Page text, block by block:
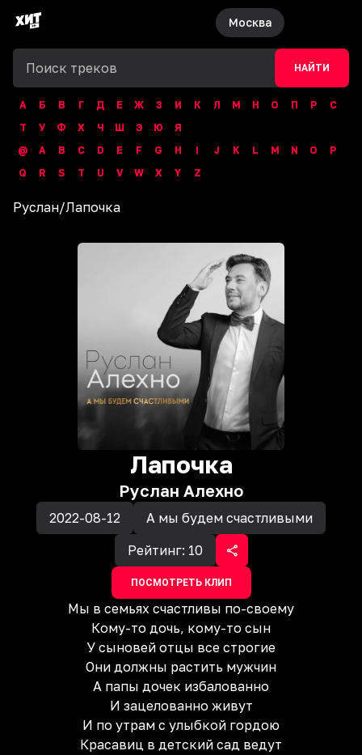
Москва
НАЙТИ
А Б В Г Д Е Ж З И К Л М Н О П Р
С
Т
У Ф Х Ч Ш Э Ю
Я
@
A B C D E F G H I J K L M N O
P
Q
R S T U V W X Y Z
Руслан/Лапочка
Лапочка
Руслан Алехно
2022-08-12
А мы будем счастливыми
Рейтинг: 10
ПОСМОТРЕТЬ КЛИП
Мы в семьях счастливы по-своему
Кому-то дочь, кому-то сын
У сыновей отцы все строгие
Они должны растить мужчин
А папы дочек избалованно
И зацелованно живут
И по утрам с улыбкой гордою
Красавиц в детский сад ведут